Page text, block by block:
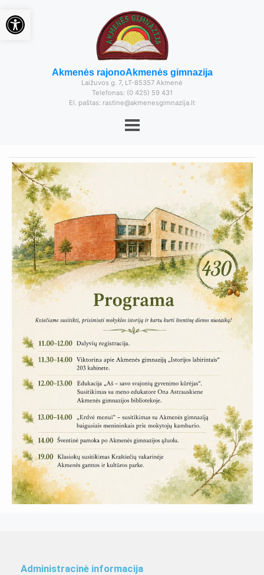
Akmenės rajonoAkmenės gimnazija
Laižuvos g. 7, LT-85357 Akmenė
Telefonas: (0 425) 59 431
El. paštas: rastine@akmenesgimnazija.lt
Administracinė informacija
Open toolbar